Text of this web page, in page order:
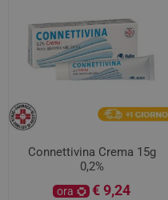
Connettivina Crema 15g
0,2%
ora € 9,24